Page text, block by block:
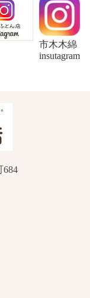
市木木綿
insutagram